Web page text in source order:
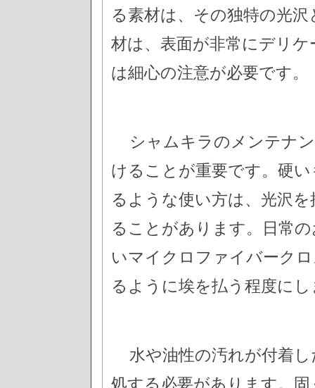
る素材は、その独特の光
材は、表面が非常にデリ
は細心の注意が必要です。
シャムキラのメンテナ
けることが重要です。硬
るような使い方は、光沢
ることがあります。日常
いマイクロファイバーク
るように埃を払う程度に
水や油性の汚れが付着
処する必要があります。